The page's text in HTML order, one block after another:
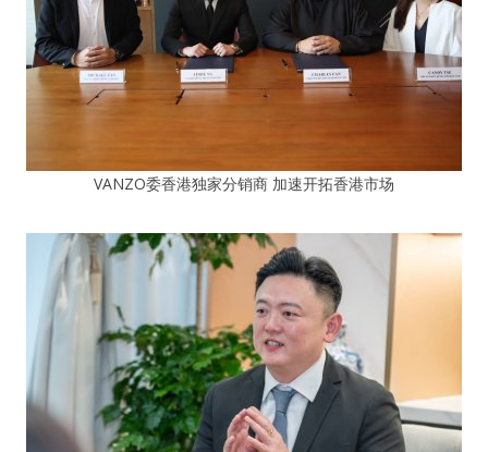
VANZO委香港独家分销商 加速开拓香港市场